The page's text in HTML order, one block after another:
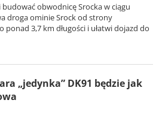
obwodnicę Srocka w ciągu
droga ominie Srock od strony
ponad 3,7 km długości i ułatwi dojazd do
„jedynka” DK91 będzie jak